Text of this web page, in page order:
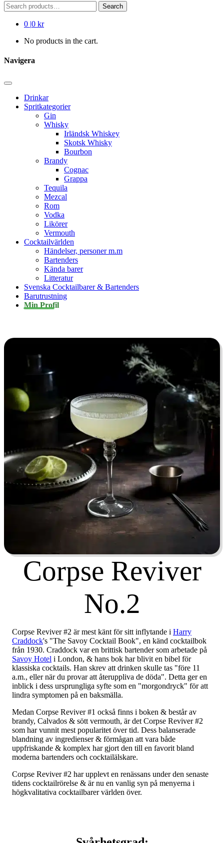
Search
for:
Search
0 |0 kr
No products in the cart.
Navigera
Drinkar
Spritkategorier
Gin
Whisky
Irländsk Whiskey
Skotsk Whisky
Bourbon
Brandy
Cognac
Grappa
Tequila
Mezcal
Rom
Vodka
Likörer
Vermouth
Cocktailvärlden
Händelser, personer m.m
Bartenders
Kända barer
Litteratur
Svenska Cocktailbarer & Bartenders
Barutrustning
Min Profil
Corpse Reviver
No.2
Corpse Reviver #2 är mest känt för sitt inflytande i Harry
Craddock's "The Savoy Cocktail Book", en känd cocktailbok
från 1930. Craddock var en brittisk bartender som arbetade på
Savoy Hotel i London, & hans bok har blivit en bibel för
klassiska cocktails. Han skrev att drinken skulle tas "före 11
a.m., eller när du provar att återuppliva de döda". Detta ger en
inblick i dess ursprungliga syfte som en "morgondryck" för att
lindra symptomen på en baksmälla.
Medan Corpse Reviver #1 också finns i boken & består av
brandy, Calvados & sött vermouth, är det Corpse Reviver #2
som har vunnit mest popularitet över tid. Dess balanserade
blandning av ingredienser & förmågan att vara både
uppfriskande & komplex har gjort den till en favorit bland
moderna bartenders och cocktailälskare.
Corpse Reviver #2 har upplevt en renässans under den senaste
tidens cocktailrörelse & är nu en vanlig syn på menyerna i
högkvalitativa cocktailbarer världen över.